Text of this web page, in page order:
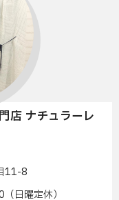
店 ナチュラーレ
11-8
日曜定休）